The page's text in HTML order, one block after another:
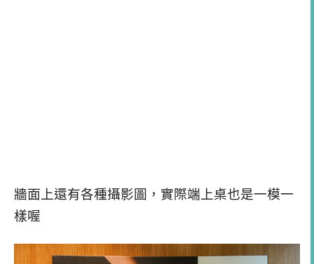
牆面上還有各種攝影圖，實際端上桌也是一模一
樣喔